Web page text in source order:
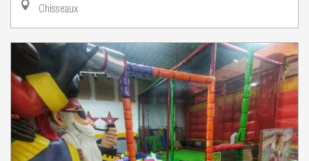
Chisseaux